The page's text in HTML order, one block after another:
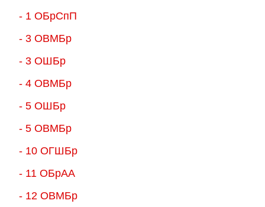
- 1 ОБрСпП
- 3 ОВМБр
- 3 ОШБр
- 4 ОВМБр
- 5 ОШБр
- 5 ОВМБр
- 10 ОГШБр
- 11 ОБрАА
- 12 ОВМБр